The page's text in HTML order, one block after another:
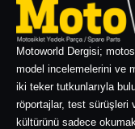
Motoworld Dergisi;
model incelemelerini ve
iki teker tutkunlarıyla
röportajlar, test sürüşleri
kültürünü sadece